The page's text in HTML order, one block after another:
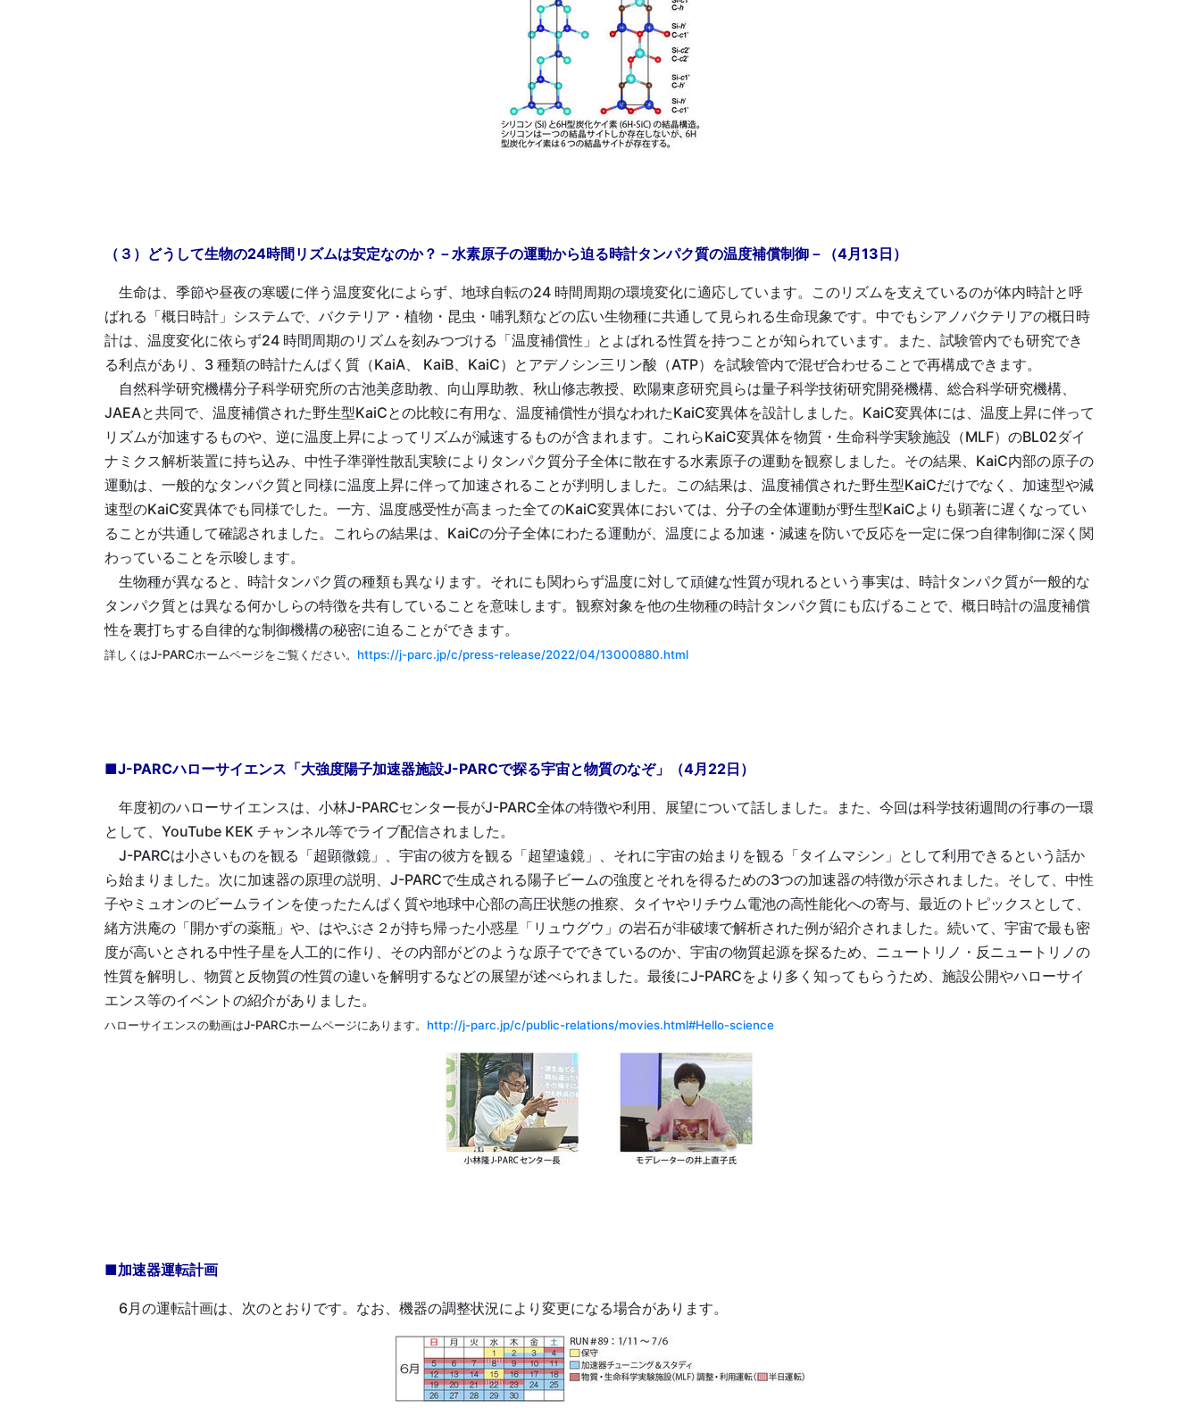
（３）どうして生物の24時間リズムは安定なのか？－水素原子の運動から迫る時計タンパク質の温度補償制御－（4月13日）
生命は、季節や昼夜の寒暖に伴う温度変化によらず、地球自転の24 時間周期の環境変化に適応しています。このリズムを支えているのが体内時計と呼
ばれる「概日時計」システムで、バクテリア・植物・昆虫・哺乳類などの広い生物種に共通して見られる生命現象です。中でもシアノバクテリアの概日時
計は、温度変化に依らず24 時間周期のリズムを刻みつづける「温度補償性」とよばれる性質を持つことが知られています。また、試験管内でも研究でき
る利点があり、3 種類の時計たんぱく質（KaiA、 KaiB、KaiC）とアデノシン三リン酸（ATP）を試験管内で混ぜ合わせることで再構成できます。
自然科学研究機構分子科学研究所の古池美彦助教、向山厚助教、秋山修志教授、欧陽東彦研究員らは量子科学技術研究開発機構、総合科学研究機構、
JAEAと共同で、温度補償された野生型KaiCとの比較に有用な、温度補償性が損なわれたKaiC変異体を設計しました。KaiC変異体には、温度上昇に伴って
リズムが加速するものや、逆に温度上昇によってリズムが減速するものが含まれます。これらKaiC変異体を物質・生命科学実験施設（MLF）のBL02ダイ
ナミクス解析装置に持ち込み、中性子準弾性散乱実験によりタンパク質分子全体に散在する水素原子の運動を観察しました。その結果、KaiC内部の原子の
運動は、一般的なタンパク質と同様に温度上昇に伴って加速されることが判明しました。この結果は、温度補償された野生型KaiCだけでなく、加速型や減
速型のKaiC変異体でも同様でした。一方、温度感受性が高まった全てのKaiC変異体においては、分子の全体運動が野生型KaiCよりも顕著に遅くなってい
ることが共通して確認されました。これらの結果は、KaiCの分子全体にわたる運動が、温度による加速・減速を防いで反応を一定に保つ自律制御に深く関
わっていることを示唆します。
生物種が異なると、時計タンパク質の種類も異なります。それにも関わらず温度に対して頑健な性質が現れるという事実は、時計タンパク質が一般的な
タンパク質とは異なる何かしらの特徴を共有していることを意味します。観察対象を他の生物種の時計タンパク質にも広げることで、概日時計の温度補償
性を裏打ちする自律的な制御機構の秘密に迫ることができます。
詳しくはJ-PARCホームページをご覧ください。 https://j-parc.jp/c/press-release/2022/04/13000880.html
■J-PARCハローサイエンス「大強度陽子加速器施設J-PARCで探る宇宙と物質のなぞ」（4月22日）
年度初のハローサイエンスは、小林J-PARCセンター長がJ-PARC全体の特徴や利用、展望について話しました。また、今回は科学技術週間の行事の一環
として、YouTube KEK チャンネル等でライブ配信されました。
J-PARCは小さいものを観る「超顕微鏡」、宇宙の彼方を観る「超望遠鏡」、それに宇宙の始まりを観る「タイムマシン」として利用できるという話か
ら始まりました。次に加速器の原理の説明、J-PARCで生成される陽子ビームの強度とそれを得るための3つの加速器の特徴が示されました。そして、中性
子やミュオンのビームラインを使ったたんぱく質や地球中心部の高圧状態の推察、タイヤやリチウム電池の高性能化への寄与、最近のトピックスとして、
緒方洪庵の「開かずの薬瓶」や、はやぶさ２が持ち帰った小惑星「リュウグウ」の岩石が非破壊で解析された例が紹介されました。続いて、宇宙で最も密
度が高いとされる中性子星を人工的に作り、その内部がどのような原子でできているのか、宇宙の物質起源を探るため、ニュートリノ・反ニュートリノの
性質を解明し、物質と反物質の性質の違いを解明するなどの展望が述べられました。最後にJ-PARCをより多く知ってもらうため、施設公開やハローサイ
エンス等のイベントの紹介がありました。
ハローサイエンスの動画はJ-PARCホームページにあります。 http://j-parc.jp/c/public-relations/movies.html#Hello-science
■加速器運転計画
6月の運転計画は、次のとおりです。なお、機器の調整状況により変更になる場合があります。